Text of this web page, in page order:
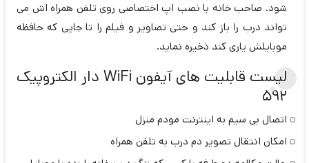
شود. صاحب خانه با نصب اپ اختصاصی روی تلفن همراه اش می
تواند درب را باز کند و حتی تصاویر و فیلم را تا جایی که حافظه
موبایلش یاری کند ذخیره نماید.
لیست قابلیت های آیفون WiFi دار الکتروپیک
592
اتصال بی سیم به اینترنت مودم منزل
امکان انتقال تصویر دم درب به تلفن همراه